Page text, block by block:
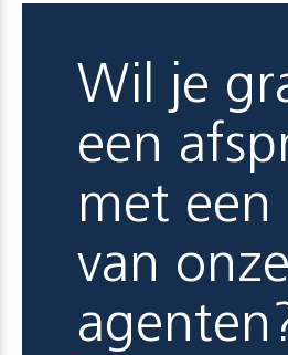
Wil je
een
met een
van onze